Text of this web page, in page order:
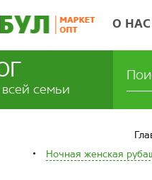
О НАС
всей семьи
Ночная женская